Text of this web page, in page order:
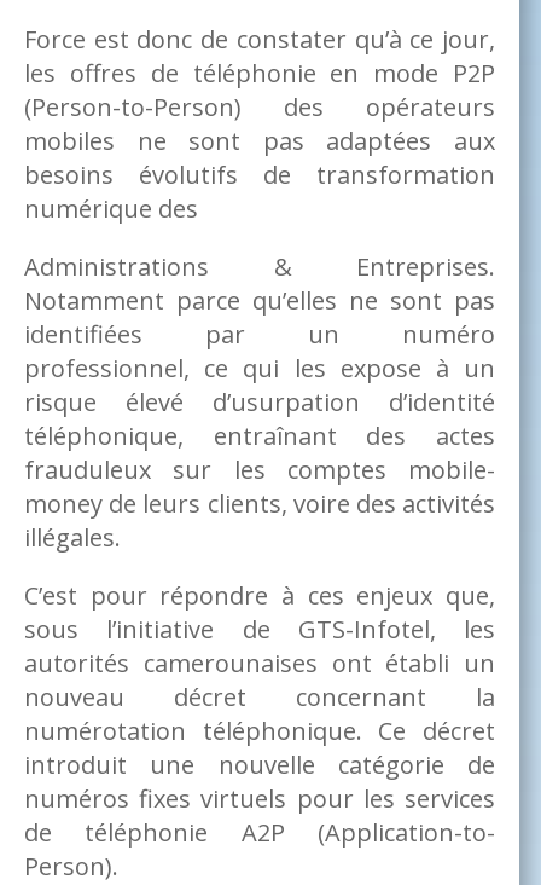
Force est donc de constater qu’à ce jour,
les offres de téléphonie en mode P2P
(Person-to-Person) des opérateurs
mobiles ne sont pas adaptées aux
besoins évolutifs de transformation
numérique des
Administrations & Entreprises.
Notamment parce qu’elles ne sont pas
identifiées par un numéro
professionnel, ce qui les expose à un
risque élevé d’usurpation d’identité
téléphonique, entraînant des actes
frauduleux sur les comptes mobile-
money de leurs clients, voire des activités
illégales.
C’est pour répondre à ces enjeux que,
sous l’initiative de GTS-Infotel, les
autorités camerounaises ont établi un
nouveau décret concernant la
numérotation téléphonique. Ce décret
introduit une nouvelle catégorie de
numéros fixes virtuels pour les services
de téléphonie A2P (Application-to-
Person).